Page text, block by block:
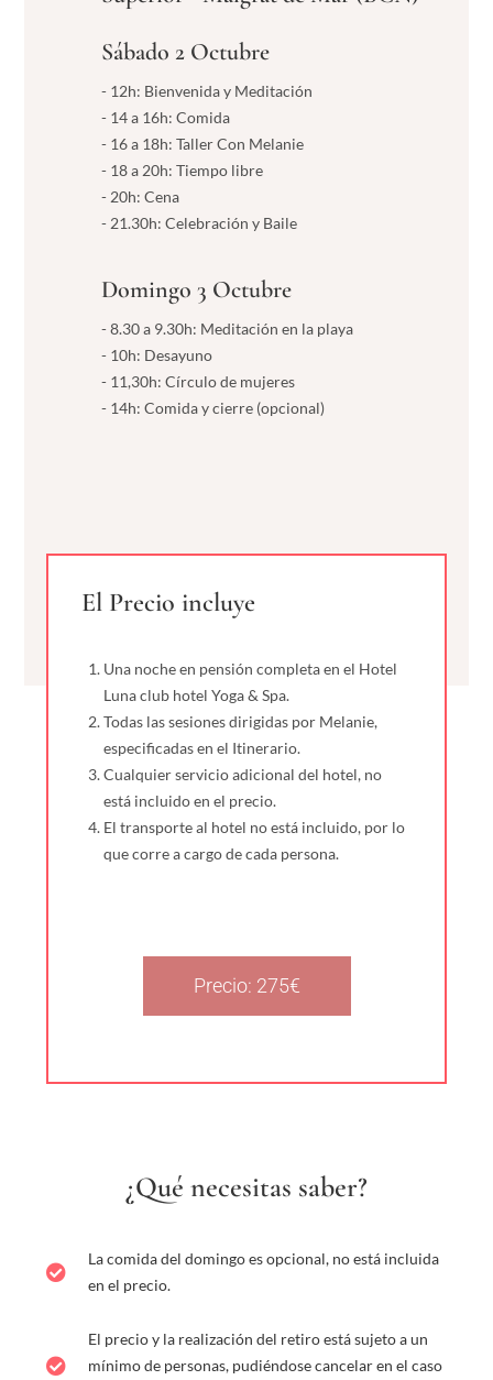
Sábado 2 Octubre
- 12h: Bienvenida y Meditación
- 14 a 16h: Comida
- 16 a 18h: Taller Con Melanie
- 18 a 20h: Tiempo libre
- 20h: Cena
- 21.30h: Celebración y Baile
Domingo 3 Octubre
- 8.30 a 9.30h: Meditación en la playa
- 10h: Desayuno
- 11,30h: Círculo de mujeres
- 14h: Comida y cierre (opcional)
El Precio incluye
Una noche en pensión completa en el Hotel
Luna club hotel Yoga & Spa.
Todas las sesiones dirigidas por Melanie,
especificadas en el Itinerario.
Cualquier servicio adicional del hotel, no
está incluido en el precio.
El transporte al hotel no está incluido, por lo
que corre a cargo de cada persona.
Precio: 275€
¿Qué necesitas saber?
La comida del domingo es opcional, no está incluida
en el precio.
El precio y la realización del retiro está sujeto a un
mínimo de personas, pudiéndose cancelar en el caso